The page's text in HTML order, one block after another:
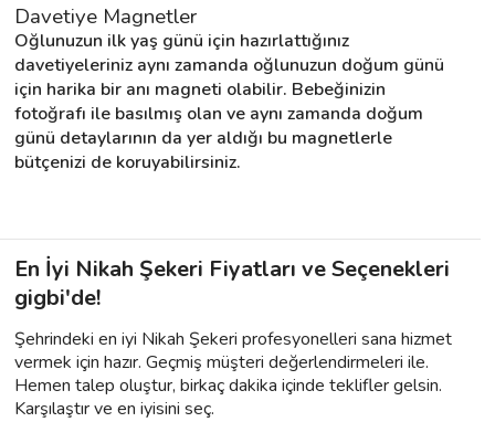
Davetiye Magnetler
Oğlunuzun ilk yaş günü için hazırlattığınız
davetiyeleriniz aynı zamanda oğlunuzun doğum günü
için harika bir anı magneti olabilir. Bebeğinizin
fotoğrafı ile basılmış olan ve aynı zamanda doğum
günü detaylarının da yer aldığı bu magnetlerle
bütçenizi de koruyabilirsiniz.
En İyi Nikah Şekeri Fiyatları ve Seçenekleri
gigbi'de!
Şehrindeki en iyi Nikah Şekeri profesyonelleri sana hizmet
vermek için hazır. Geçmiş müşteri değerlendirmeleri ile.
Hemen talep oluştur, birkaç dakika içinde teklifler gelsin.
Karşılaştır ve en iyisini seç.